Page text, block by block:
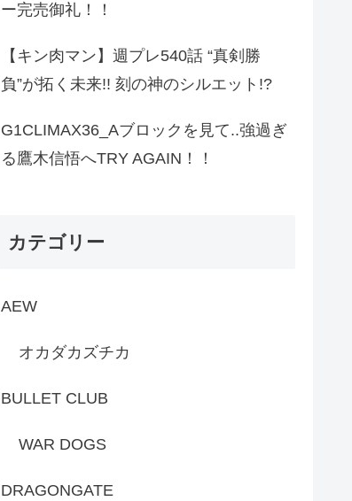
ー完売御礼！！
【キン肉マン】週プレ540話 “真剣勝
負”が拓く未来!! 刻の神のシルエット!?
G1CLIMAX36_Aブロックを見て..強過ぎ
る鷹木信悟へTRY AGAIN！！
カテゴリー
AEW
オカダカズチカ
BULLET CLUB
WAR DOGS
DRAGONGATE